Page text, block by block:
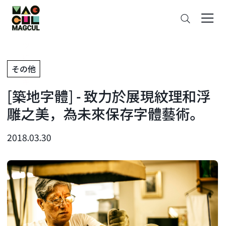
ン
テ
ン
に
ス
キ
ッ
プ
その他
[築地字體] - 致力於展現紋理和浮
雕之美，為未來保存字體藝術。
2018.03.30